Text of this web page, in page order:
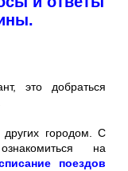
это добраться
городом. С
на
поездов